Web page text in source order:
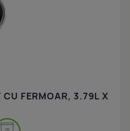
CU FERMOAR, 3.79L X